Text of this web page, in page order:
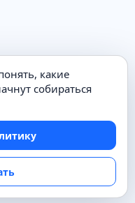
какие
собираться